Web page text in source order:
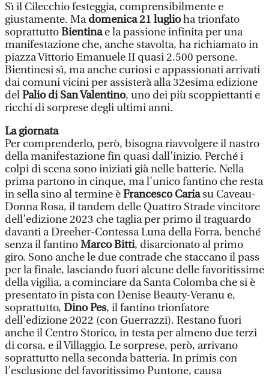
Sì il Cilecchio festeggia, comprensibilmente e
giustamente. Madomenica 21 luglioha trionfato
soprattuttoBientinae la passione infinita per una
manifestazione che, anche stavolta, ha richiamato in
piazza Vittorio Emanuele II quasi 2.500 persone.
Bientinesi sì, ma anche curiosi e appassionati arrivati
dai comuni vicini per assisterà alla 32esima edizione
delPalio di San Valentino, uno dei più scoppiettanti e
ricchi di sorprese degli ultimi anni.
La giornata
Per comprenderlo, però, bisogna riavvolgere il nastro
della manifestazione fin quasi dall’inizio. Perché i
colpi di scena sono iniziati già nelle batterie. Nella
prima partono in cinque, ma l’unico fantino che resta
in sella sino al termine èFrancesco Cariasu Caveau-
Donna Rosa, il tandem delle Quattro Strade vincitore
dell’edizione 2023 che taglia per primo il traguardo
davanti a Dreeher-Contessa Luna della Forra, benché
senza il fantinoMarco Bitti, disarcionato al primo
giro. Sono anche le due contrade che staccano il pass
per la finale, lasciando fuori alcune delle favoritissime
della vigilia, a cominciare da Santa Colomba che si è
presentato in pista con Denise Beauty-Veranu e,
soprattutto, Dino Pes, il fantino trionfatore
dell’edizione 2022 (con Guerrazzi). Restano fuori
anche il Centro Storico, in testa per almeno due terzi
di corsa, e il Villaggio. Le sorprese, però, arrivano
soprattutto nella seconda batteria. In primis con
l’esclusione del favoritissimo Puntone, causa